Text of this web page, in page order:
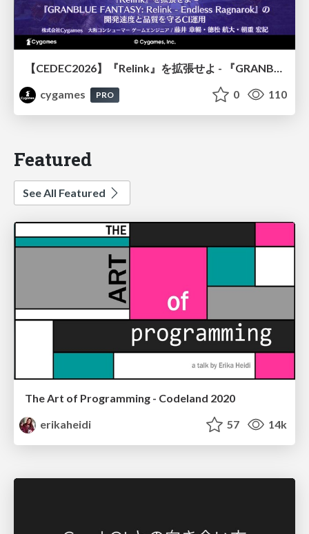
【CEDEC2026】『Relink』を拡張せよ - 『GRANBLUE FANTASY: Relink - Endless Ragnarok』の開発速度と品質を守るCI運用
cygames
PRO 0 110
Featured
See All Featured
The Art of Programming - Codeland 2020
erikaheidi
57 14k